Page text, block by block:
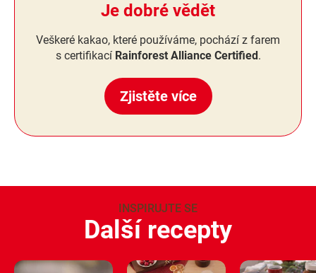
Je dobré vědět
Veškeré kakao, které používáme, pochází z farem
s certifikací Rainforest Alliance Certified .
Zjistěte více
INSPIRUJTE SE
Další recepty